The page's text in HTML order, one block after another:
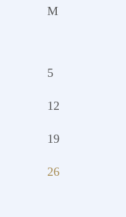
M
5
12
19
26